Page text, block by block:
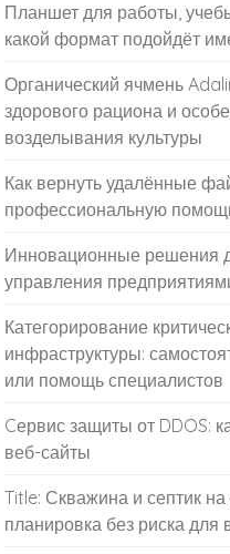
Планшет для работы,
какой формат подойдёт
Органический ячмень
здорового рациона и
возделывания культуры
Как вернуть удалённые
профессиональную
Инновационные решения
управления
Категорирование
инфраструктуры:
или помощь специалистов
Cервис защиты от DDOS:
веб-сайты
Title: Скважина и септик на
планировка без риска для